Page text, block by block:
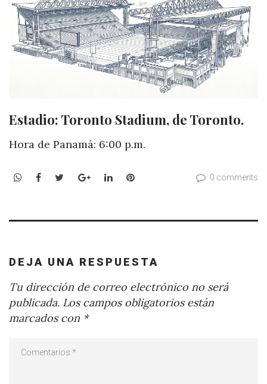
Estadio: Toronto Stadium, de Toronto.
Hora de Panamá: 6:00 p.m.
WhatsApp
Facebook
TwitterGoogle+LinkedInPinterest 0 comments
DEJA UNA RESPUESTA
Tu dirección de correo electrónico no será
publicada. Los campos obligatorios están
marcados con *